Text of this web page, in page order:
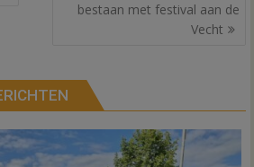
bestaan met festival aan de
Vecht